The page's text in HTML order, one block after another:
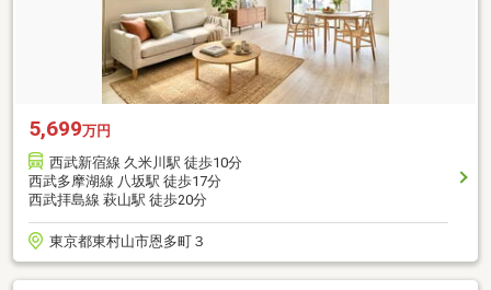
5,699万円
西武新宿線 久米川駅 徒歩10分
西武多摩湖線 八坂駅 徒歩17分
西武拝島線 萩山駅 徒歩20分
東京都東村山市恩多町３